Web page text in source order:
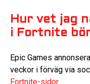
Hur vet jag
i Fortnite
Epic Games
veckor i förväg via
Fortnite-sidor.